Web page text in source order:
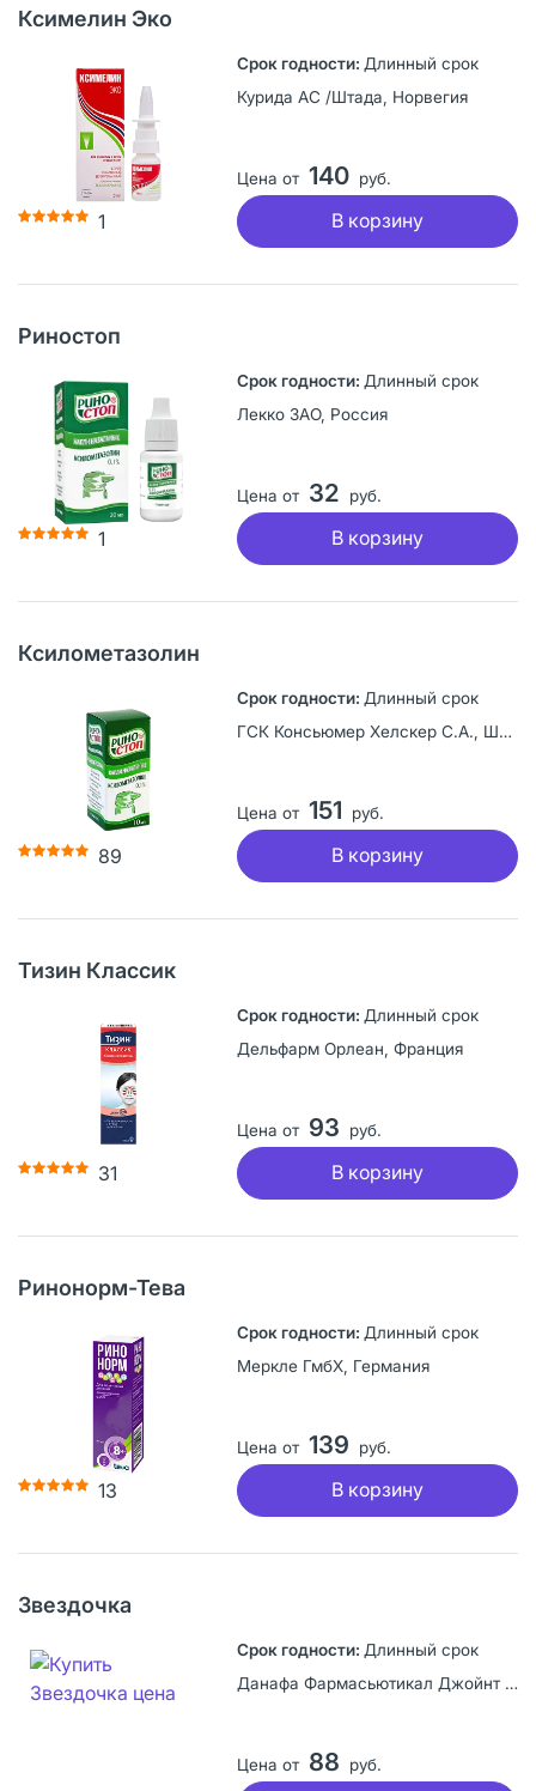
Ксимелин Эко
1
Длинный срок
Курида АС /Штада, Норвегия
Цена от 140 руб.
В корзину
Риностоп
1
Длинный срок
Лекко ЗАО, Россия
Цена от 32 руб.
В корзину
Ксилометазолин
89
Длинный срок
ГСК Консьюмер Хелскер С.А., Швейцария
Цена от 151 руб.
В корзину
Тизин Классик
31
Длинный срок
Дельфарм Орлеан, Франция
Цена от 93 руб.
В корзину
Ринонорм-Тева
13
Длинный срок
Меркле ГмбХ, Германия
Цена от 139 руб.
В корзину
Звездочка
Длинный срок
Данафа Фармасьютикал Джойнт Сток Компани, Вьетнам
Цена от 88 руб.